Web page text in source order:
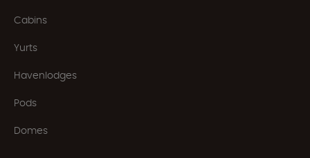
Cabins
Yurts
Havenlodges
Pods
Domes